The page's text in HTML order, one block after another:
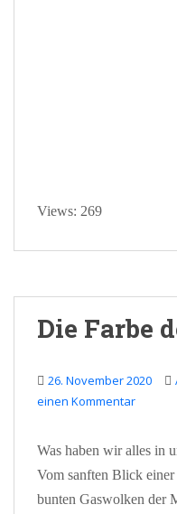
Views: 269
Die Farbe
26. November 2020
einen Kommentar
Was haben wir alles in
Vom sanften Blick
bunten Gaswolken der